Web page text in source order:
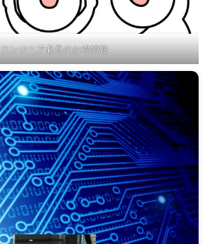
エンジニア必見のお得情報